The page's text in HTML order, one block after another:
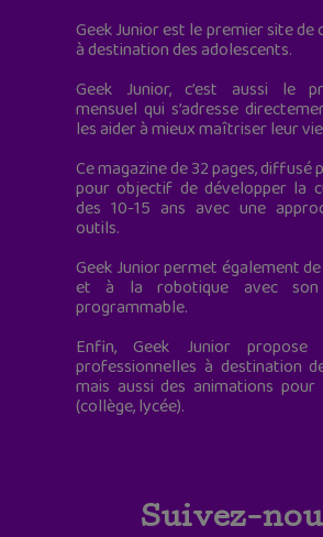
Geek Junior est le premier site
à destination des adolescents.
Geek Junior, c’est aussi le
mensuel qui s’adresse
les aider à mieux maîtriser leur
Ce magazine de 32 pages, diffusé
pour objectif de développer la
des 10-15 ans avec une
outils.
Geek Junior permet également
et à la robotique avec
programmable.
Enfin, Geek Junior propose
professionnelles à destination
mais aussi des animations
(collège, lycée).
Suivez-